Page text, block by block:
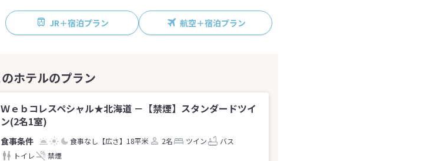
JR＋宿泊プラン 航空＋宿泊プラン
Ｗｅｂコレスペシャル★北海道 －【禁煙】スタンダードツイ
ン(2名1室)
食事なし 【広さ】18平米 2名 ツイン
バス
トイレ
禁煙